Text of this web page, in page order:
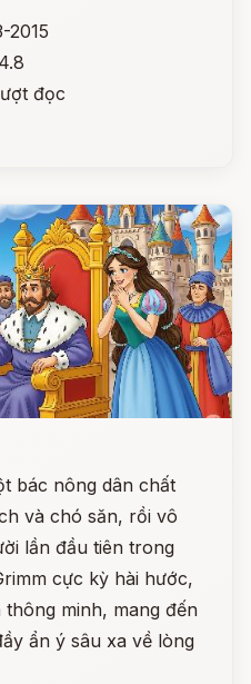
2015
đọc
bác nông dân chất
và chó săn, rồi vô
lần đầu tiên trong
cực kỳ hài hước,
minh, mang đến
ẩn ý sâu xa về lòng